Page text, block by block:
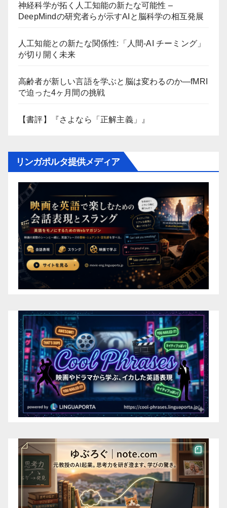
神経科学が拓く人工知能の新たな可能性 –
DeepMindの研究者らが示すAIと脳科学の相互発展
人工知能との新たな関係性:「人間-AI チーミング」
が切り開く未来
高齢者が新しい言語を学ぶと脳は変わるのか―fMRI
で迫った4ヶ月間の挑戦
【書評】『さよなら「正解主義」』
リンガポルタ提供メディア